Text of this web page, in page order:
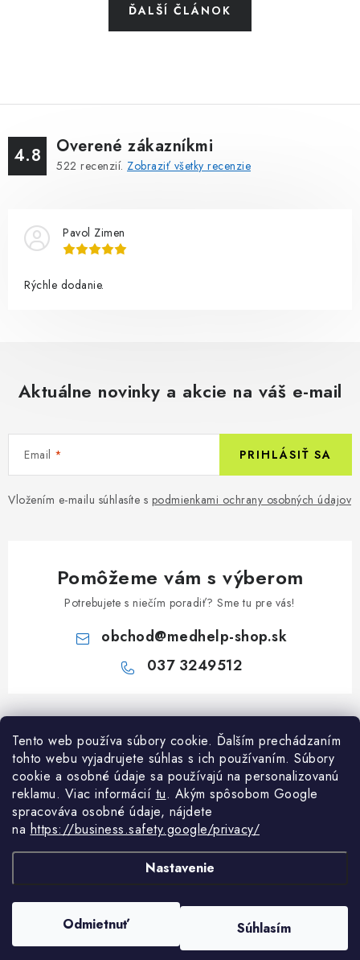
Tento web používa súbory cookie. Ďalším prechádzaním
tohto webu vyjadrujete súhlas s ich používaním. Súbory
cookie a osobné údaje sa používajú na personalizovanú
reklamu. Viac informácií tu. Akým spôsobom Google
spracováva osobné údaje, nájdete
na https://business.safety.google/privacy/
Nastavenie
Odmietnuť Súhlasím
ĎALŠÍ ČLÁNOK
4.8 Overené zákazníkmi
522 recenzií. Zobraziť všetky recenzie
Pavol Zimen
Rýchle dodanie.
Aktuálne novinky a akcie na váš e-mail
Email
Vložením e-mailu súhlasíte s podmienkami ochrany osobných údajov
PRIHLÁSIŤ SA
Pomôžeme vám s výberom
Potrebujete s niečím poradiť? Sme tu pre vás!
obchod@medhelp-shop.sk
037 3249512
Z
á
Informácie pre vás
O firme
Všetko o nákupe
Kontakty
Všetko o nákupe
Obchodné podmienky
Odstúpenie od zmluvy
NAPÍŠTE NÁM NA WHATSAPP
Vytvoril Shoptet Premium
. Všetky práva vyhradené.Upraviť nastavenie
Potrebujete poradiť?Spýtajte sa nášho
asistenta Mediho.